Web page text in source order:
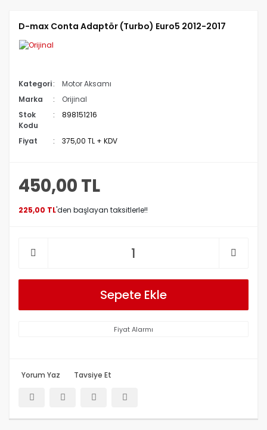
D-max Conta Adaptör (Turbo) Euro5 2012-2017
Kategori
Motor Aksamı
Marka
Orijinal
Stok
Kodu
898151216
Fiyat 375,00 TL + KDV
450,00 TL
225,00 TL'den başlayan taksitlerle!!
Sepete Ekle
Fiyat Alarmı
Yorum Yaz Tavsiye Et